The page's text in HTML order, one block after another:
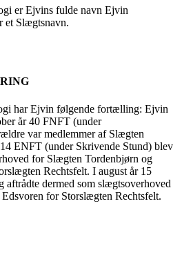
er Ejvins fulde navn Ejvin
et Slægtsnavn.
har Ejvin følgende fortælling: Ejvin
år 40 FNFT (under
var medlemmer af Slægten
ENFT (under Skrivende Stund) blev
for Slægten Tordenbjørn og
Rechtsfelt. I august år 15
dermed som slægtsoverhoved
for Storslægten Rechtsfelt.